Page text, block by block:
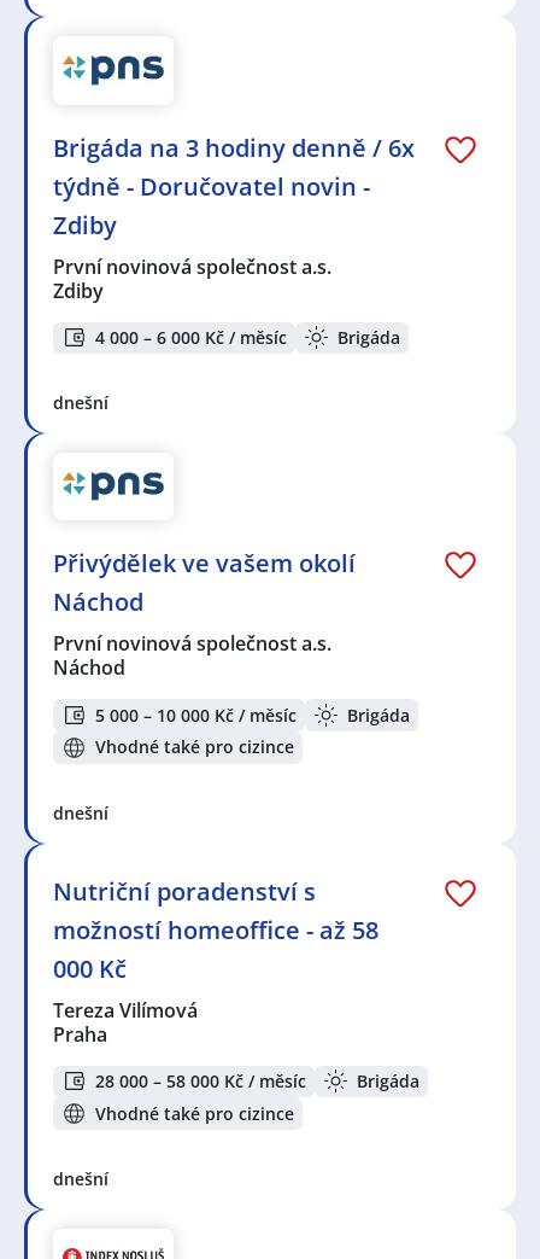
Brigáda na 3 hodiny denně / 6x
týdně - Doručovatel novin -
Zdiby
První novinová společnost a.s.
Zdiby
4 000 – 6 000 Kč / měsíc Brigáda
dnešní
Přivýdělek ve vašem okolí
Náchod
První novinová společnost a.s.
Náchod
5 000 – 10 000 Kč / měsíc
Brigáda
Vhodné také pro cizince
dnešní
Nutriční poradenství s
možností homeoffice - až 58
000 Kč
Tereza Vilímová
Praha
28 000 – 58 000 Kč / měsíc
Brigáda
Vhodné také pro cizince
dnešní